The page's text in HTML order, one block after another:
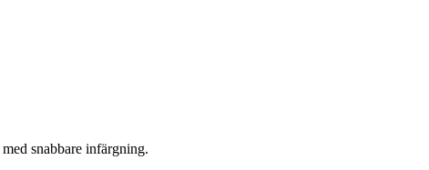
snabbare infärgning.